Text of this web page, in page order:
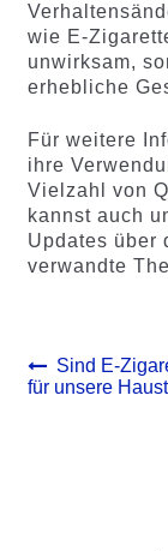
wie E-
unwirksam,
erhebliche
Für weitere
ihre
Vielzahl von
kannst auch
Updates über
verwandte
Beitrags-
Vorheriger
Beitrag:
Sind E-
für unsere